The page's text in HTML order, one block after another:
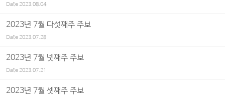
Date2023.08.04
2023년 7월 다섯째주 주보
Date2023.07.28
2023년 7월 넷째주 주보
Date2023.07.21
2023년 7월 셋째주 주보